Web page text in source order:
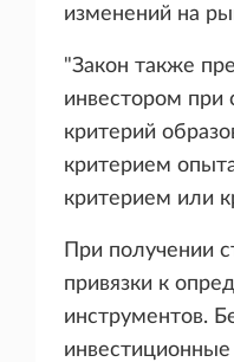
изменений на
"Закон также
инвестором при
критерий
критерием
критерием или
При получении
привязки к
инструментов.